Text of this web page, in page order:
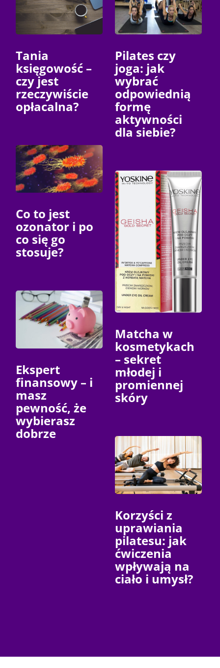
Tania
księgowość –
czy jest
rzeczywiście
opłacalna?
Co to jest
ozonator i po
co się go
stosuje?
Ekspert
finansowy – i
masz
pewność, że
wybierasz
dobrze
Pilates czy
joga: jak
wybrać
odpowiednią
formę
aktywności
dla siebie?
Matcha w
kosmetykach
– sekret
młodej i
promiennej
skóry
Korzyści z
uprawiania
pilatesu: jak
ćwiczenia
wpływają na
ciało i umysł?